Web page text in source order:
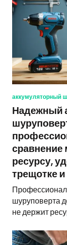
аккумуляторный
Надежный
сравнение
ресурсу,
трещотке
шуруповерта
не держит